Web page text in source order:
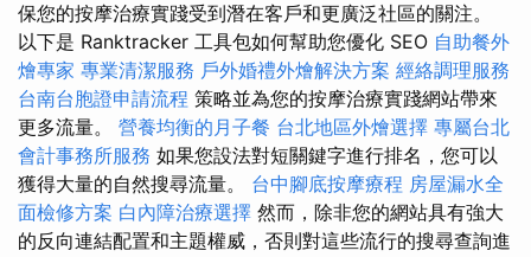
保您的按摩治療實踐受到潛在客戶和更廣泛社區的關注。
以下是 Ranktracker 工具包如何幫助您優化 SEO 自助餐外
燴專家 專業清潔服務 戶外婚禮外燴解決方案 經絡調理服務
台南台胞證申請流程 策略並為您的按摩治療實踐網站帶來
更多流量。 營養均衡的月子餐 台北地區外燴選擇 專屬台北
會計事務所服務 如果您設法對短關鍵字進行排名，您可以
獲得大量的自然搜尋流量。 台中腳底按摩療程 房屋漏水全
面檢修方案 白內障治療選擇 然而，除非您的網站具有強大
的反向連結配置和主題權威，否則對這些流行的搜尋查詢進